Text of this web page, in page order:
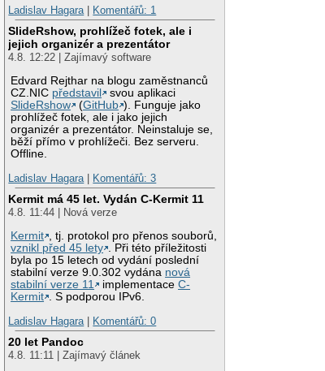
Ladislav Hagara | Komentářů: 1
SlideRshow, prohlížeč fotek, ale i
jejich organizér a prezentátor
4.8. 12:22 | Zajímavý software
Edvard Rejthar na blogu zaměstnanců
CZ.NIC představil
svou aplikaci
SlideRshow
(GitHub ). Funguje jako
prohlížeč fotek, ale i jako jejich
organizér a prezentátor. Neinstaluje se,
běží přímo v prohlížeči. Bez serveru.
Offline.
Ladislav Hagara | Komentářů: 3
Kermit má 45 let. Vydán C-Kermit 11
4.8. 11:44 | Nová verze
Kermit , tj. protokol pro přenos souborů,
vznikl před 45 lety . Při této příležitosti
byla po 15 letech od vydání poslední
stabilní verze 9.0.302 vydána nová
stabilní verze 11
implementaceC-
Kermit . S podporou IPv6.
Ladislav Hagara | Komentářů: 0
20 let Pandoc
4.8. 11:11 | Zajímavý článek